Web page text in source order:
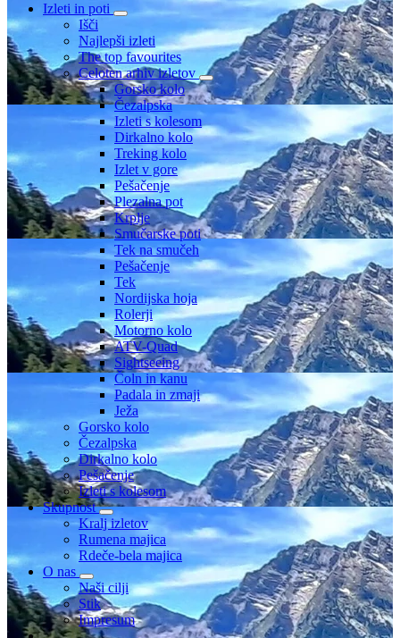
Izleti in poti
Išči
Najlepši izleti
The top favourites
Celoten arhiv izletov
Gorsko kolo
Čezalpska
Izleti s kolesom
Dirkalno kolo
Treking kolo
Izlet v gore
Pešačenje
Plezalna pot
Krplje
Smučarske poti
Tek na smučeh
Pešačenje
Tek
Nordijska hoja
Rolerji
Motorno kolo
ATV-Quad
Sightseeing
Čoln in kanu
Padala in zmaji
Ježa
Gorsko kolo
Čezalpska
Dirkalno kolo
Pešačenje
Izleti s kolesom
Skupnost
Kralj izletov
Rumena majica
Rdeče-bela majica
O nas
Naši cilji
Stik
Impresum